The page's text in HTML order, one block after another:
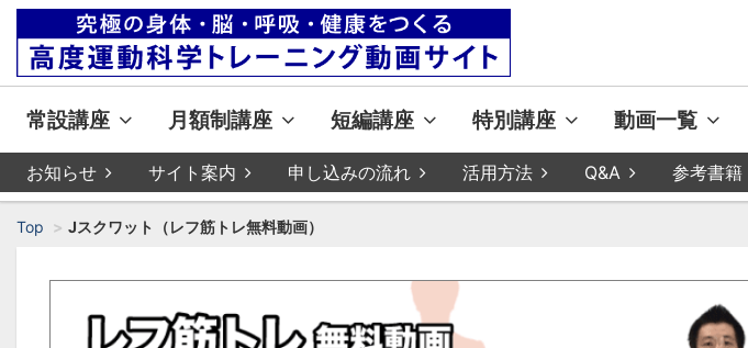
常設講座 月額制講座 短編講座 特別講座 動画一覧
お知らせ サイト案内 申し込みの流れ 活用方法 Q&A 参考書籍
Top Jスクワット（レフ筋トレ無料動画）